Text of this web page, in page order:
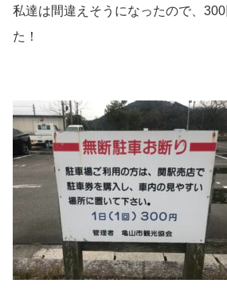
私達は間違えそうになったので、
た！